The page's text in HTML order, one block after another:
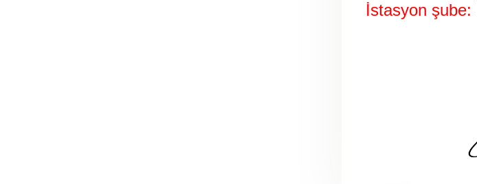
İstasyon şube: